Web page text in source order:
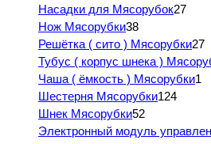
Насадки для Мясорубок27
Нож Мясорубки38
Решётка ( сито ) Мясорубки27
Тубус ( корпус шнека )
Чаша ( ёмкость ) Мясорубки1
Шестерня Мясорубки124
Шнек Мясорубки52
Электронный модуль